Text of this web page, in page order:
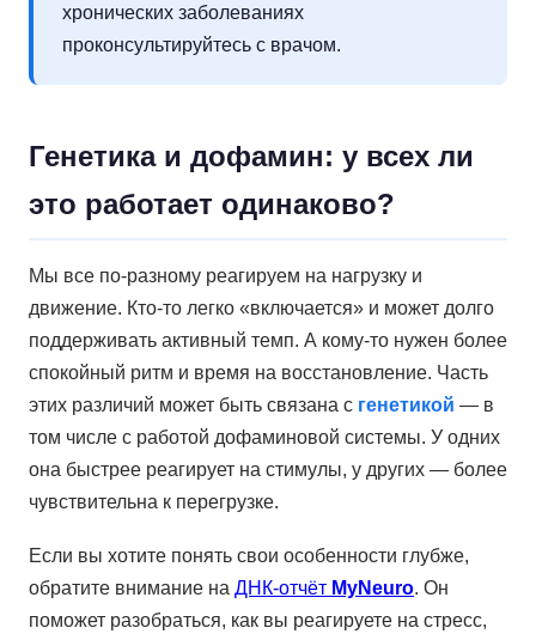
хронических заболеваниях
проконсультируйтесь с врачом.
Генетика и дофамин: у всех ли
это работает одинаково?
Мы все по-разному реагируем на нагрузку и
движение. Кто-то легко «включается» и может долго
поддерживать активный темп. А кому-то нужен более
спокойный ритм и время на восстановление. Часть
этих различий может быть связана с генетикой — в
том числе с работой дофаминовой системы. У одних
она быстрее реагирует на стимулы, у других — более
чувствительна к перегрузке.
Если вы хотите понять свои особенности глубже,
обратите внимание на ДНК-отчёт MyNeuro. Он
поможет разобраться, как вы реагируете на стресс,